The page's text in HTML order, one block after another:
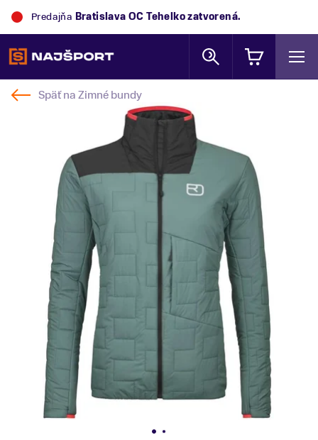
Predajňa Bratislava OC Tehelkozatvorená.
Späť naZimné bundy